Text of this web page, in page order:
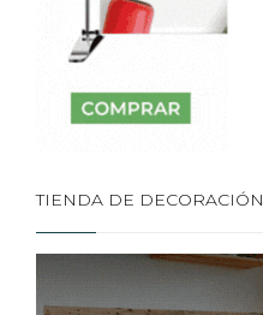
TIENDA DE DECORACIÓN